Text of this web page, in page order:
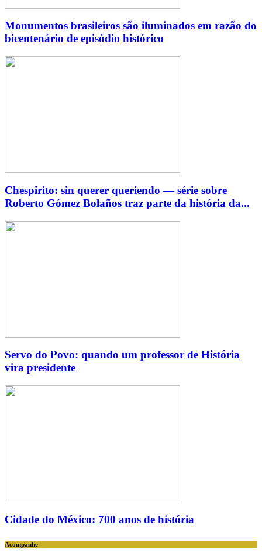
Monumentos brasileiros são iluminados em razão do
bicentenário de episódio histórico
Chespirito: sin querer queriendo — série sobre
Roberto Gómez Bolaños traz parte da história da...
Servo do Povo: quando um professor de História
vira presidente
Cidade do México: 700 anos de história
Acompanhe